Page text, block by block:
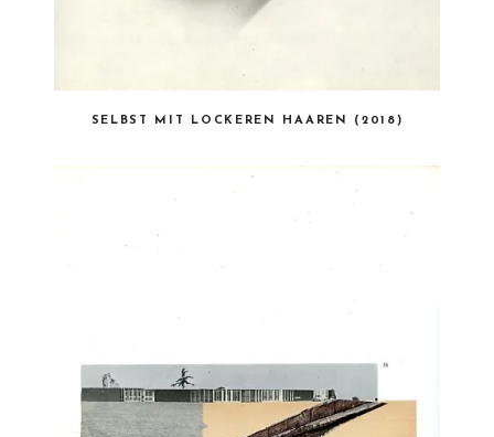
SELBST MIT LOCKEREN HAAREN (2018)